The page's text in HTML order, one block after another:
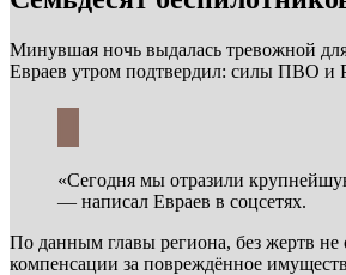
Минувшая ночь выдалась тревожной
Евраев утром подтвердил: силы ПВО и
«Сегодня мы отразили
— написал Евраев в соцсетях.
По данным главы региона, без жертв
компенсации за повреждённое